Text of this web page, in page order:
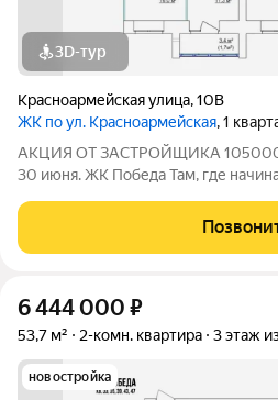
3D-тур
Красноармейская улица,10В
ЖК по ул. Красноармейская, 1
АКЦИЯ ОТ ЗАСТРОЙЩИКА 105000
30 июня. ЖК Победа Там, где
современный 5-этажный
созданный в формате уютного
6 444 000 ₽
53,7 м² 2-комн. квартира 3 этаж
новостройка